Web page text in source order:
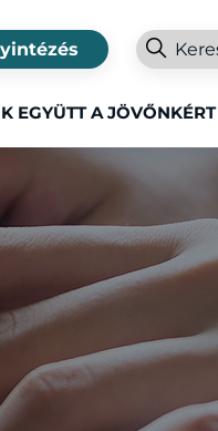
EGYÜTT A JÖVŐNKÉRT